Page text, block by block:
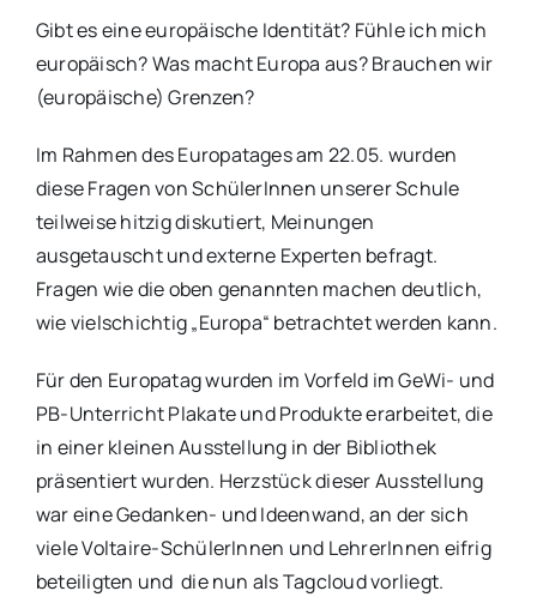
Gibt es eine europäische Identität? Fühle ich mich
europäisch? Was macht Europa aus? Brauchen wir
(europäische) Grenzen?
Im Rahmen des Europatages am 22.05. wurden
diese Fragen von SchülerInnen unserer Schule
teilweise hitzig diskutiert, Meinungen
ausgetauscht und externe Experten befragt.
Fragen wie die oben genannten machen deutlich,
wie vielschichtig „Europa“ betrachtet werden kann.
Für den Europatag wurden im Vorfeld im GeWi- und
PB-Unterricht Plakate und Produkte erarbeitet, die
in einer kleinen Ausstellung in der Bibliothek
präsentiert wurden. Herzstück dieser Ausstellung
war eine Gedanken- und Ideenwand, an der sich
viele Voltaire-SchülerInnen und LehrerInnen eifrig
beteiligten und die nun als Tagcloud vorliegt.